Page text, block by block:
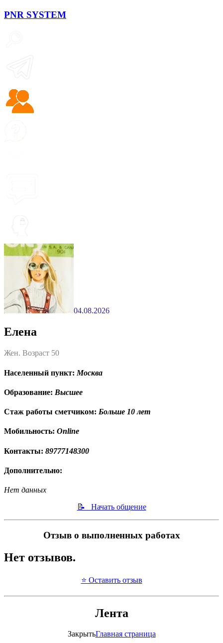
PNR SYSTEM
04.08.2026
Елена
Жен. Возраст 50
Населенный пункт: Москва
Образование: Высшее
Стаж работы сметчиком: Больше 10 лет
Мобильность: Online
Контакты: 89777148300
Дополнительно:
Нет данных
📝 Начать общение
Отзыв о выполненных работах
Нет отзывов.
⭐ Оставить отзыв
Лента
ЗакрытьГлавная страница